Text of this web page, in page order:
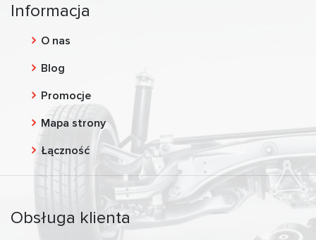
Informacja
O nas
Blog
Promocje
Mapa strony
Łączność
Obsługa klienta